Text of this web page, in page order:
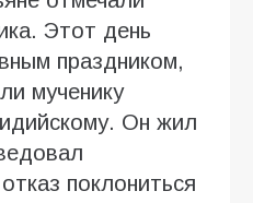
Этот день
праздником,
мученику
Он жил
поклониться